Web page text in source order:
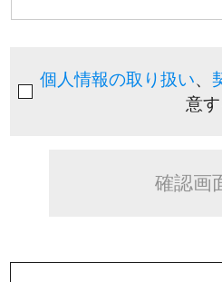
個人情報の取り扱い、
意